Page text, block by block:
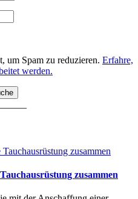
um Spam zu reduzieren. Erfahre,
werden.
zusammen